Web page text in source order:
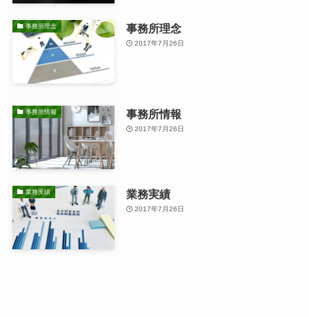
事務所理念 事務所理念
2017年7月26日
事務所情報 事務所情報
2017年7月26日
業務実績 業務実績
2017年7月26日